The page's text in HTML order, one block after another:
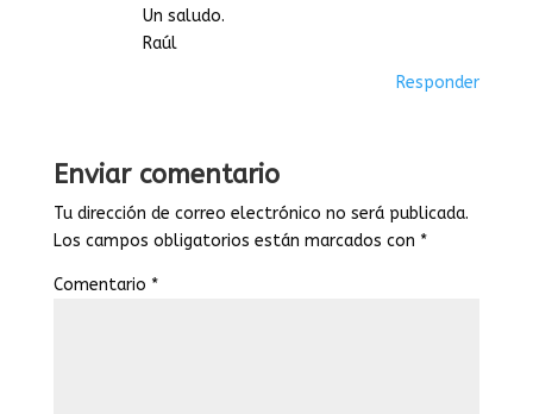
Un saludo.
Raúl
Responder
Enviar comentario
Tu dirección de correo electrónico no será publicada.
Los campos obligatorios están marcados con *
Comentario *